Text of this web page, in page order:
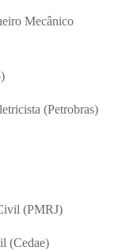
Mecânico
(Petrobras)
(PMRJ)
(Cedae)